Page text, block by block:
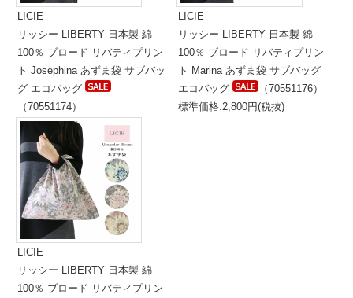
LICIE
リッシー LIBERTY 日本製 綿
100％ ブロード リバティプリン
ト Josephina あずま袋 サブバッ
グ エコバッグ
（70551174）
標準価格:2,800円(税抜)
LICIE
リッシー LIBERTY 日本製 綿
100％ ブロード リバティプリン
ト Marina あずま袋 サブバッグ
エコバッグ
（70551176）
標準価格:2,800円(税抜)
LICIE
リッシー LIBERTY 日本製 綿
100％ ブロード リバティプリン